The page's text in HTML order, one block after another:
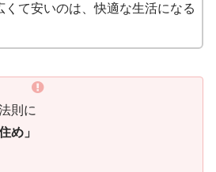
くて安いのは、快適な生活になる
則に
め」